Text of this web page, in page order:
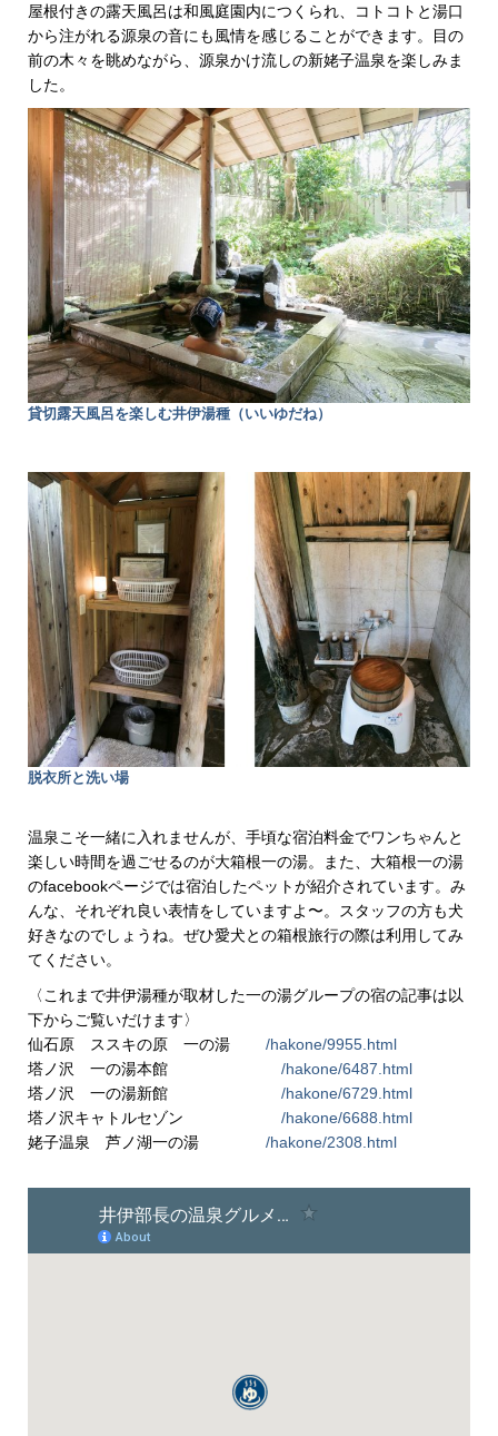
屋根付きの露天風呂は和風庭園内につくられ、コトコトと湯口
から注がれる源泉の音にも風情を感じることができます。目の
前の木々を眺めながら、源泉かけ流しの新姥子温泉を楽しみま
した。
貸切露天風呂を楽しむ井伊湯種（いいゆだね）
脱衣所と洗い場
温泉こそ一緒に入れませんが、手頃な宿泊料金でワンちゃんと
楽しい時間を過ごせるのが大箱根一の湯。また、大箱根一の湯
のfacebookページでは宿泊したペットが紹介されています。み
んな、それぞれ良い表情をしていますよ〜。スタッフの方も犬
好きなのでしょうね。ぜひ愛犬との箱根旅行の際は利用してみ
てください。
〈これまで井伊湯種が取材した一の湯グループの宿の記事は以
下からご覧いだけます〉
仙石原 ススキの原 一の湯 /hakone/9955.html
塔ノ沢 一の湯本館 /hakone/6487.html
塔ノ沢 一の湯新館 /hakone/6729.html
塔ノ沢キャトルセゾン /hakone/6688.html
姥子温泉 芦ノ湖一の湯 /hakone/2308.html